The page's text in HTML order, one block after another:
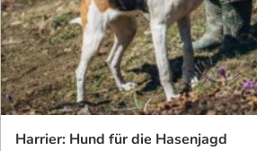
Harrier: Hund für die Hasenjagd